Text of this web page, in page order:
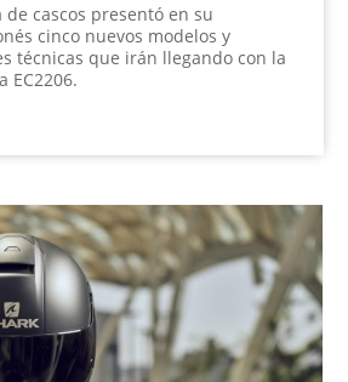
de cascos presentó en su
cinco nuevos modelos y
técnicas que irán llegando con la
EC2206.